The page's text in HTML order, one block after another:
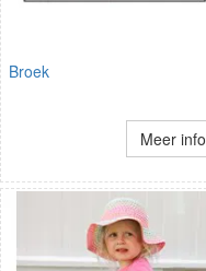
Broek
Meer info